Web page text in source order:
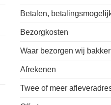
Betalen,
Bezorgkosten
Waar bezorgen wij
Afrekenen
Twee of meer